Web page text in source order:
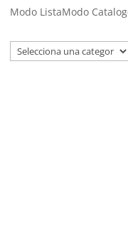
Modo ListaModo
Selecciona
una